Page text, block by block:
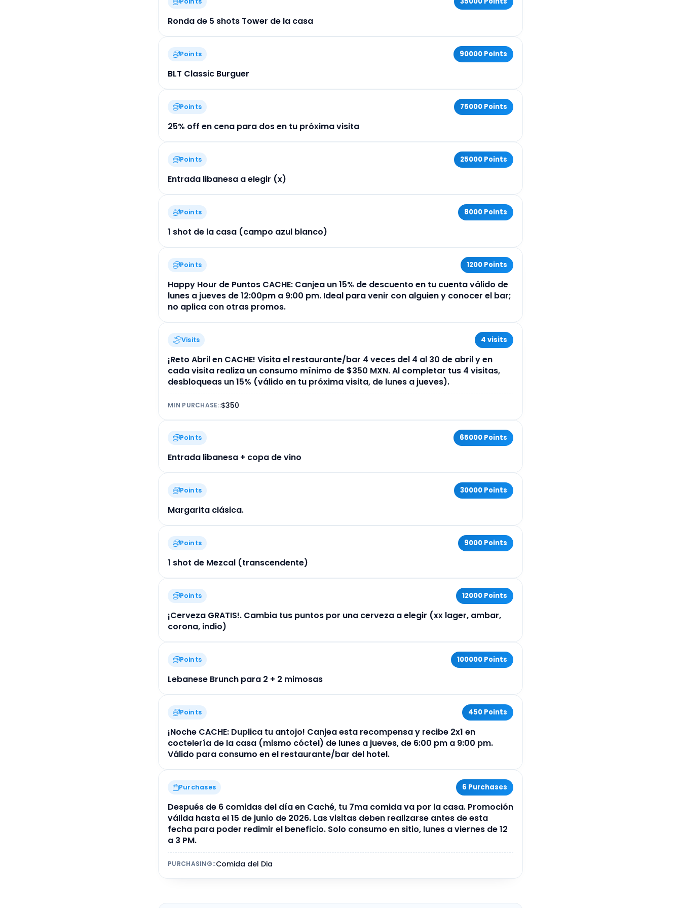
Ronda de 5 shots Tower de la casa
Points 90000 Points
BLT Classic Burguer
Points 75000 Points
25% off en cena para dos en tu próxima visita
Points 25000 Points
Entrada libanesa a elegir (x)
Points 8000 Points
1 shot de la casa (campo azul blanco)
Points 1200 Points
Happy Hour de Puntos CACHE: Canjea un 15% de descuento en tu cuenta válido de
lunes a jueves de 12:00pm a 9:00 pm. Ideal para venir con alguien y conocer el bar;
no aplica con otras promos.
Visits 4 visits
¡Reto Abril en CACHE! Visita el restaurante/bar 4 veces del 4 al 30 de abril y en
cada visita realiza un consumo mínimo de $350 MXN. Al completar tus 4 visitas,
desbloqueas un 15% (válido en tu próxima visita, de lunes a jueves).
MIN PURCHASE::$350
Points 65000 Points
Entrada libanesa + copa de vino
Points 30000 Points
Margarita clásica.
Points 9000 Points
1 shot de Mezcal (transcendente)
Points 12000 Points
¡Cerveza GRATIS!. Cambia tus puntos por una cerveza a elegir (xx lager, ambar,
corona, indio)
Points 100000 Points
Lebanese Brunch para 2 + 2 mimosas
Points 450 Points
¡Noche CACHE: Duplica tu antojo! Canjea esta recompensa y recibe 2x1 en
coctelería de la casa (mismo cóctel) de lunes a jueves, de 6:00 pm a 9:00 pm.
Válido para consumo en el restaurante/bar del hotel.
Purchases 6 Purchases
Después de 6 comidas del día en Caché, tu 7ma comida va por la casa. Promoción
válida hasta el 15 de junio de 2026. Las visitas deben realizarse antes de esta
fecha para poder redimir el beneficio. Solo consumo en sitio, lunes a viernes de 12
a 3 PM.
PURCHASING::Comida del Dia